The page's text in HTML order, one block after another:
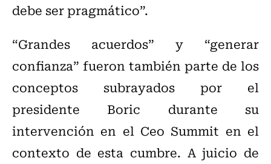
debe ser pragmático”.
“Grandes acuerdos” y “generar
confianza” fueron también parte de los
conceptos subrayados por el
presidente Boric durante su
intervención en el Ceo Summit en el
contexto de esta cumbre. A juicio de